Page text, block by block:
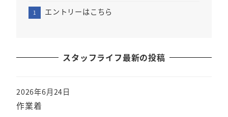
エントリーはこちら
スタッフライフ最新の投稿
作業着
2026年6月24日